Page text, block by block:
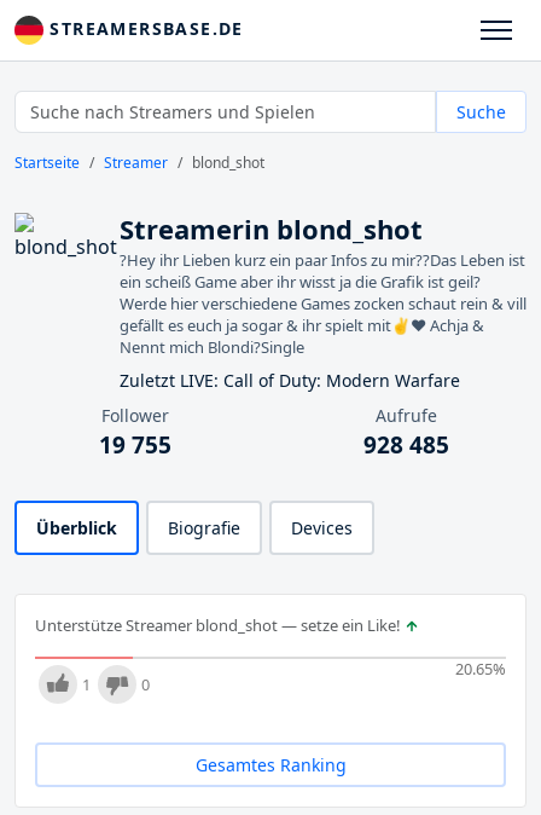
STREAMERSBASE.DE
Suche
Startseite Streamer blond_shot
Streamerin blond_shot
?Hey ihr Lieben kurz ein paar Infos zu mir??Das Leben ist
ein scheiß Game aber ihr wisst ja die Grafik ist geil?
Werde hier verschiedene Games zocken schaut rein & vill
gefällt es euch ja sogar & ihr spielt mit✌❤ Achja &
Nennt mich Blondi?Single
Zuletzt LIVE: Call of Duty: Modern Warfare
Follower
19 755
Aufrufe
928 485
Überblick Biografie Devices
Unterstütze Streamer blond_shot — setze ein Like!
20.65%
1 0
Gesamtes Ranking